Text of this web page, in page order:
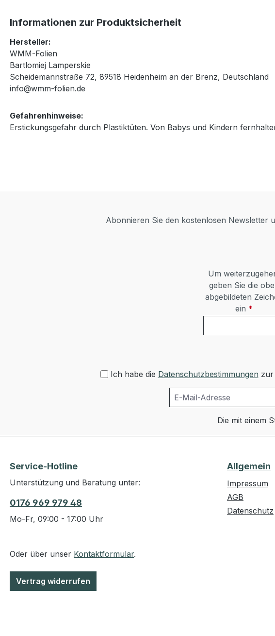
Informationen zur Produktsicherheit
Hersteller:
WMM-Folien
Bartlomiej Lamperskie
Scheidemannstraße 72, 89518 Heidenheim an der Brenz, Deutschland
info@wmm-folien.de
Gefahrenhinweise:
Erstickungsgefahr durch Plastiktüten. Von Babys und Kindern
Abonnieren Sie den kostenlosen Newsletter
Um
geben Sie die
abgebildeten
ein *
Ich habe die Datenschutzbestimmungen zur
Die mit einem
Service-Hotline
Unterstützung und Beratung unter:
0176 969 979 48
Mo-Fr, 09:00 - 17:00 Uhr
Oder über unser Kontaktformular.
Vertrag widerrufen
Allgemein
Impressum
AGB
Datenschutz